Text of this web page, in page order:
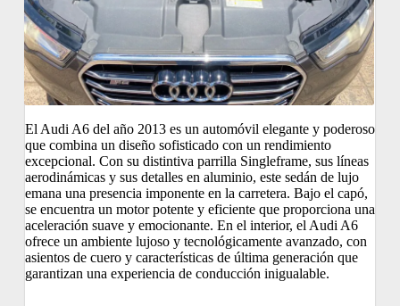
El Audi A6 del año 2013 es un automóvil elegante y poderoso
que combina un diseño sofisticado con un rendimiento
excepcional. Con su distintiva parrilla Singleframe, sus líneas
aerodinámicas y sus detalles en aluminio, este sedán de lujo
emana una presencia imponente en la carretera. Bajo el capó,
se encuentra un motor potente y eficiente que proporciona una
aceleración suave y emocionante. En el interior, el Audi A6
ofrece un ambiente lujoso y tecnológicamente avanzado, con
asientos de cuero y características de última generación que
garantizan una experiencia de conducción inigualable.